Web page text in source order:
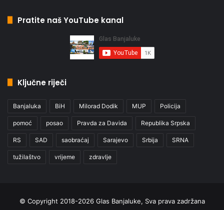
Pratite naš YouTube kanal
Ključne riječi
Banjaluka BiH Milorad Dodik MUP Policija
pomoć posao Pravda za Davida Republika Srpska
RS SAD saobraćaj Sarajevo Srbija SRNA
tužilaštvo vrijeme zdravlje
© Copyright 2018-2026 Glas Banjaluke, Sva prava zadržana